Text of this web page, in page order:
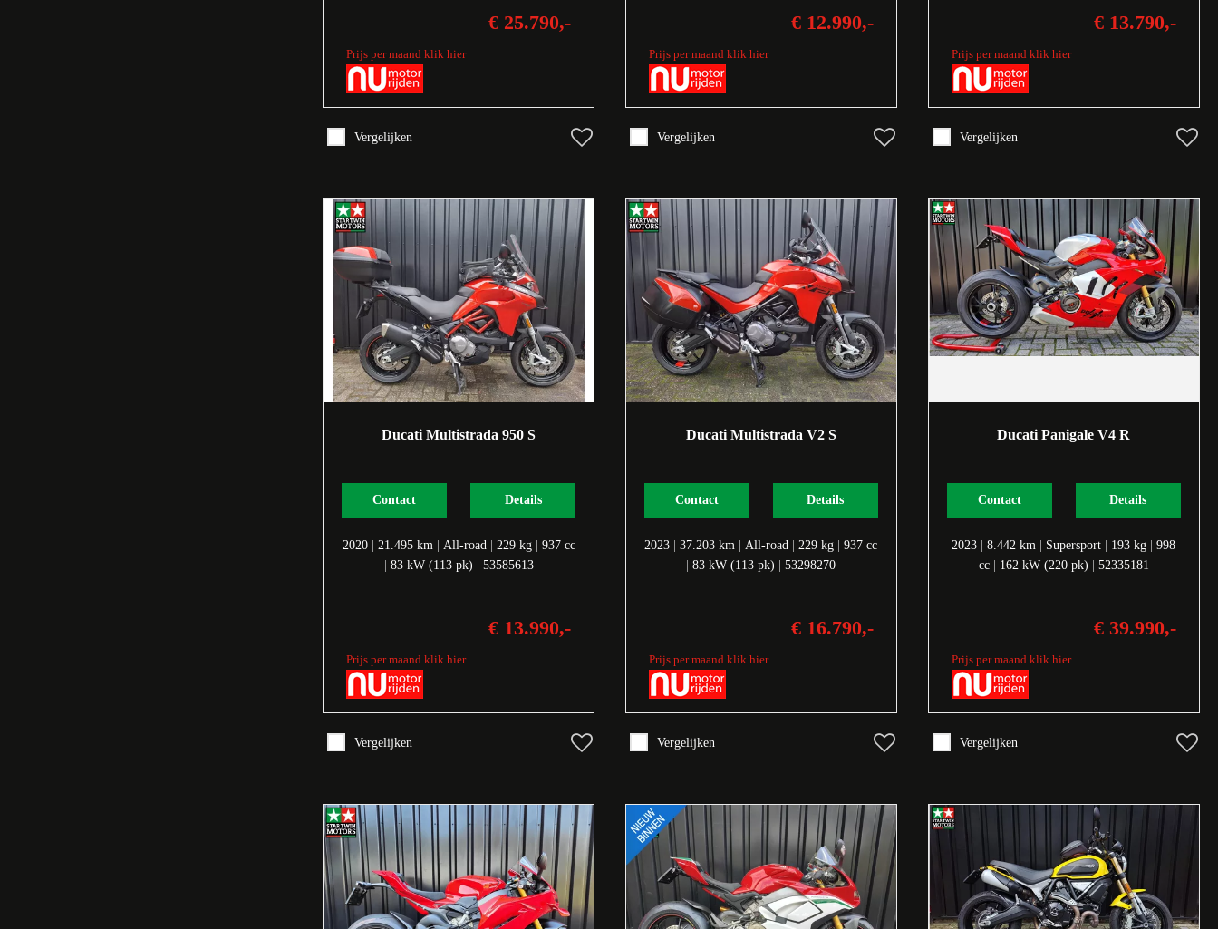
€ 25.790,-
Prijs per maand klik hier
Vergelijken
€ 12.990,-
Prijs per maand klik hier
Vergelijken
€ 13.790,-
Prijs per maand klik hier
Vergelijken
Ducati Multistrada 950 S
Details
Contact
2020| 21.495 km | All-road | 229 kg| 937 cc
| 83 kW (113 pk) | 53585613
€ 13.990,-
Prijs per maand klik hier
Vergelijken
Ducati Multistrada V2 S
Details
Contact
2023 |37.203 km | All-road | 229 kg |937 cc
|83 kW (113 pk) |53298270
€ 16.790,-
Prijs per maand klik hier
Vergelijken
Ducati Panigale V4 R
Details
Contact
2023 |8.442 km | Supersport | 193 kg |998
cc| 162 kW (220 pk) | 52335181
€ 39.990,-
Prijs per maand klik hier
Vergelijken